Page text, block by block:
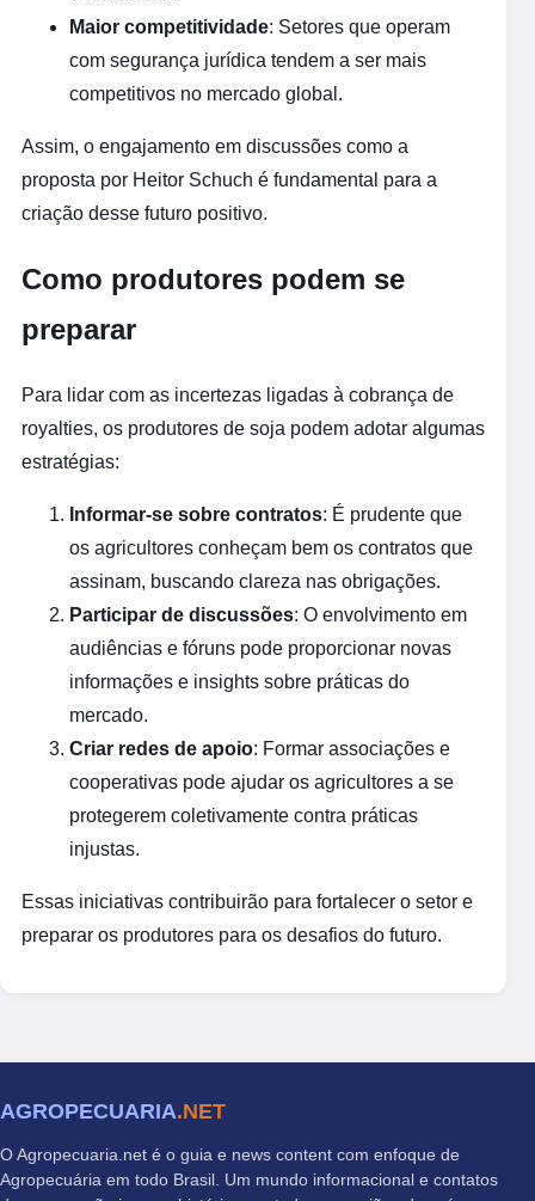
Maior competitividade: Setores que operam
com segurança jurídica tendem a ser mais
competitivos no mercado global.
Assim, o engajamento em discussões como a
proposta por Heitor Schuch é fundamental para a
criação desse futuro positivo.
Como produtores podem se
preparar
Para lidar com as incertezas ligadas à cobrança de
royalties, os produtores de soja podem adotar algumas
estratégias:
Informar-se sobre contratos: É prudente que
os agricultores conheçam bem os contratos que
assinam, buscando clareza nas obrigações.
Participar de discussões: O envolvimento em
audiências e fóruns pode proporcionar novas
informações e insights sobre práticas do
mercado.
Criar redes de apoio: Formar associações e
cooperativas pode ajudar os agricultores a se
protegerem coletivamente contra práticas
injustas.
Essas iniciativas contribuirão para fortalecer o setor e
preparar os produtores para os desafios do futuro.
AGROPECUARIA.NET
O Agropecuaria.net é o guia e news content com enfoque de
Agropecuária em todo Brasil. Um mundo informacional e contatos